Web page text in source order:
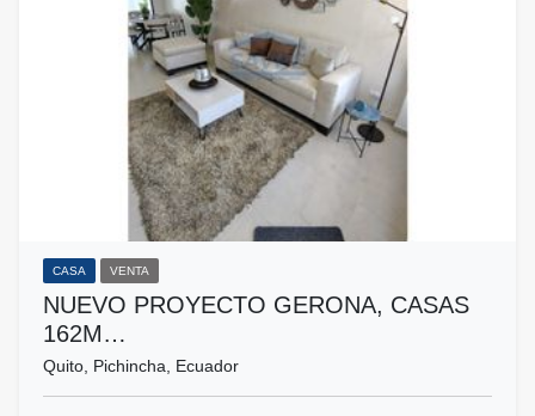
CASA VENTA
NUEVO PROYECTO GERONA, CASAS
162M…
Quito, Pichincha, Ecuador